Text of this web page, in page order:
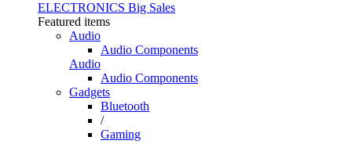
ELECTRONICS Big Sales
Featured items
Audio
Audio Components
Audio
Audio Components
Gadgets
Bluetooth
/
Gaming